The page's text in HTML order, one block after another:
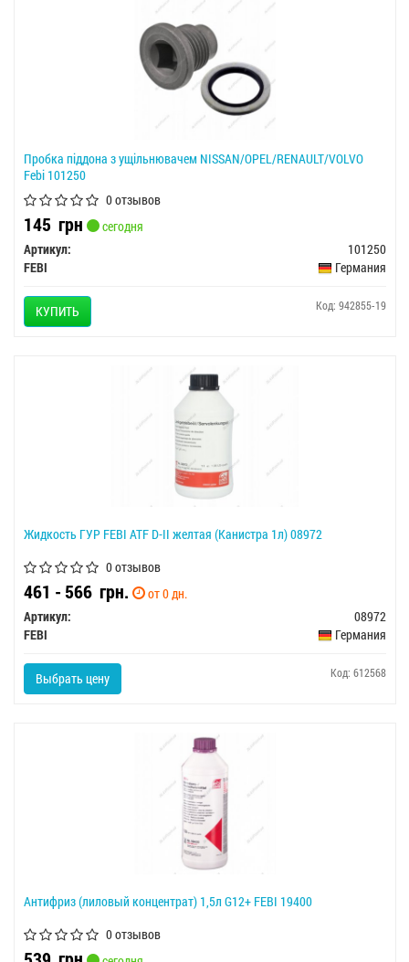
Пробка піддона з ущільнювачем NISSAN/OPEL/RENAULT/VOLVO
Febi 101250
0 отзывов
145 грн
сегодня
Артикул:
101250
FEBI
Германия
КУПИТЬ Код: 942855-19
Жидкость ГУР FEBI ATF D-II желтая (Канистра 1л) 08972
0 отзывов
461 - 566 грн.
от 0 дн.
Артикул:
08972
FEBI
Германия
Выбрать цену Код: 612568
Антифриз (лиловый концентрат) 1,5л G12+ FEBI 19400
0 отзывов